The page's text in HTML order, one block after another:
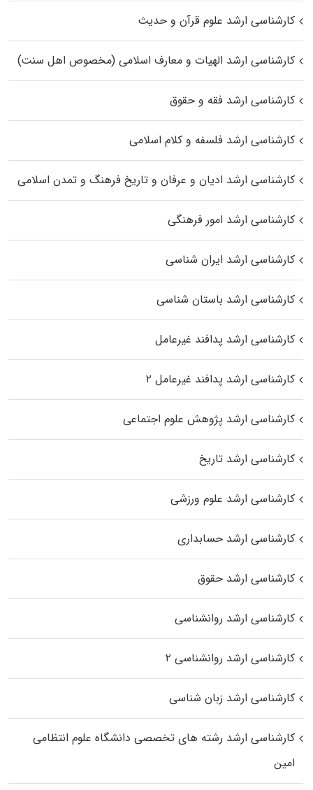
کارشناسی ارشد علوم قرآن و حدیث
کارشناسی ارشد الهیات و معارف اسلامی (مخصوص اهل سنت)
کارشناسی ارشد فقه و حقوق
کارشناسی ارشد فلسفه و کلام اسلامی
کارشناسی ارشد ادیان و عرفان و تاریخ فرهنگ و تمدن اسلامی
کارشناسی ارشد امور فرهنگی
کارشناسی ارشد ایران شناسی
کارشناسی ارشد باستان شناسی
کارشناسی ارشد پدافند غیرعامل
کارشناسی ارشد پدافند غیرعامل ۲
کارشناسی ارشد پژوهش علوم اجتماعی
کارشناسی ارشد تاریخ
کارشناسی ارشد علوم ورزشی
کارشناسی ارشد حسابداری
کارشناسی ارشد حقوق
کارشناسی ارشد روانشناسی
کارشناسی ارشد روانشناسی ۲
کارشناسی ارشد زبان شناسی
کارشناسی ارشد رﺷﺘﻪ ﻫﺎی تخصصی داﻧﺸﮕﺎه ﻋﻠﻮم انتظامی
اﻣﻴﻦ